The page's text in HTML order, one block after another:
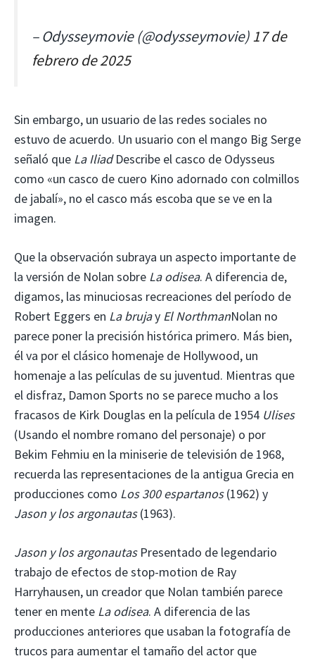
– Odysseymovie (@odysseymovie)17 de
febrero de 2025
Sin embargo, un usuario de las redes sociales no
estuvo de acuerdo. Un usuario con el mango Big Serge
señaló que La IliadDescribe el casco de Odysseus
como «un casco de cuero Kino adornado con colmillos
de jabalí», no el casco más escoba que se ve en la
imagen.
Que la observación subraya un aspecto importante de
la versión de Nolan sobre La odisea. A diferencia de,
digamos, las minuciosas recreaciones del período de
Robert Eggers en La brujay El NorthmanNolan no
parece poner la precisión histórica primero. Más bien,
él va por el clásico homenaje de Hollywood, un
homenaje a las películas de su juventud. Mientras que
el disfraz, Damon Sports no se parece mucho a los
fracasos de Kirk Douglas en la película de 1954 Ulises
(Usando el nombre romano del personaje) o por
Bekim Fehmiu en la miniserie de televisión de 1968,
recuerda las representaciones de la antigua Grecia en
producciones como Los 300 espartanos(1962) y
Jason y los argonautas(1963).
Jason y los argonautasPresentado de legendario
trabajo de efectos de stop-motion de Ray
Harryhausen, un creador que Nolan también parece
tener en mente La odisea. A diferencia de las
producciones anteriores que usaban la fotografía de
trucos para aumentar el tamaño del actor que